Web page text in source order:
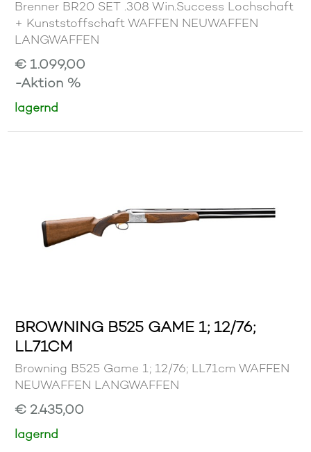
Brenner BR20 SET .308 Win.Success Lochschaft
+ Kunststoffschaft WAFFEN NEUWAFFEN
LANGWAFFEN
€ 1.099,00
-Aktion %
lagernd
BROWNING B525 GAME 1; 12/76;
LL71CM
Browning B525 Game 1; 12/76; LL71cm WAFFEN
NEUWAFFEN LANGWAFFEN
€ 2.435,00
lagernd